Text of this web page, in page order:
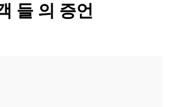
들 의 증언